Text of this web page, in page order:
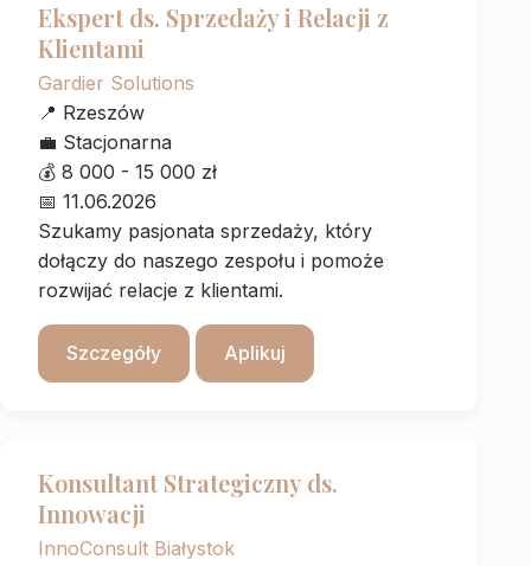
Ekspert ds. Sprzedaży i Relacji z
Klientami
Gardier Solutions
📍 Rzeszów
💼 Stacjonarna
💰 8 000 - 15 000 zł
📅 11.06.2026
Szukamy pasjonata sprzedaży, który
dołączy do naszego zespołu i pomoże
rozwijać relacje z klientami.
Szczegóły Aplikuj
Konsultant Strategiczny ds.
Innowacji
InnoConsult Białystok